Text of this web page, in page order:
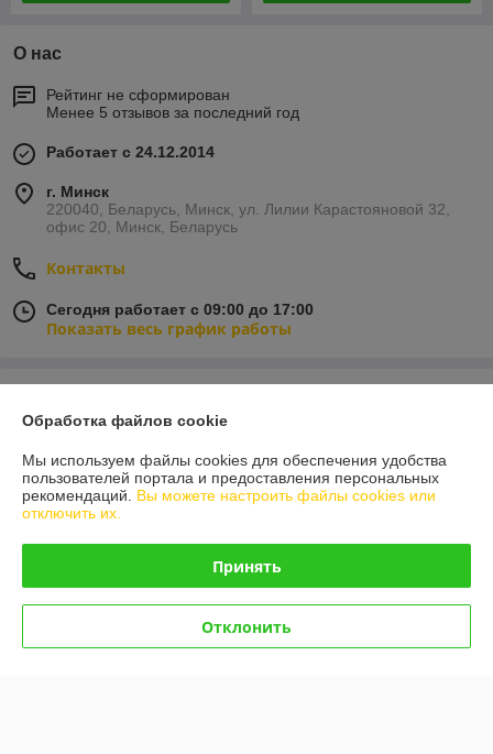
О нас
Рейтинг не сформирован
Менее 5 отзывов за последний год
Работает с 24.12.2014
г. Минск
220040, Беларусь, Минск, ул. Лилии Карастояновой 32,
офис 20, Минск, Беларусь
Контакты
Сегодня работает с 09:00 до 17:00
Показать весь график работы
06.05.2020
Покупатель
Отлично сработали! Товар был в наличии на складе и главное
оперативно сработали !!!Спасибо техника не стояла и дня)
27.02.2020
Руслан
Обработка файлов cookie
Мы используем файлы cookies для обеспечения удобства
пользователей портала и предоставления персональных
рекомендаций. Вы можете настроить файлы cookies или
отключить их.
Принять
Отклонить